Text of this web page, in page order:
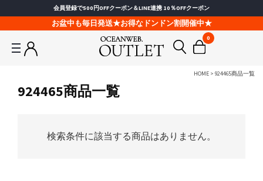
会員登録で500円OFFクーポン＆LINE連携 10％OFFクーポン
お盆中も毎日発送★お得なドンドン割開催中★
0
HOME 924465商品一覧
924465商品一覧
検索条件に該当する商品はありません。